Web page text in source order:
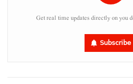
Get real time updates directly on you
Subscribe